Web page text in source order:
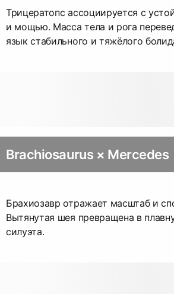
Трицератопс ассоциируется с
и мощью. Масса тела и рога
язык стабильного и тяжёлого
Brachiosaurus × Mercedes
Брахиозавр отражает масштаб и
Вытянутая шея превращена в
силуэта.